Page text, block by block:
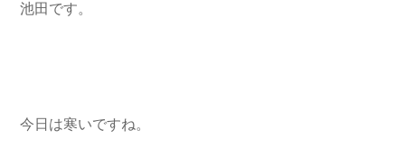
池田です。
今日は寒いですね。